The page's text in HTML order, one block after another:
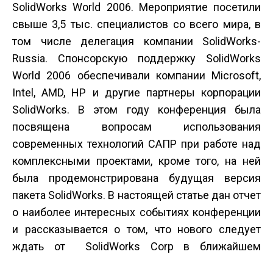
SolidWorks World 2006. Мероприятие посетили
свыше 3,5 тыс. специалистов со всего мира, в
том числе делегация компании SolidWorks-
Russia. Спонсорскую поддержку SolidWorks
World 2006 обеспечивали компании Microsoft,
Intel, AMD, HP и другие партнеры корпорации
SolidWorks. В этом году конференция была
посвящена вопросам использования
современных технологий САПР при работе над
комплексными проектами, кроме того, на ней
была продемонстрирована будущая версия
пакета SolidWorks. В настоящей статье дан отчет
о наиболее интересных событиях конференции
и рассказывается о том, что нового следует
ждать от SolidWorks Corp в ближайшем